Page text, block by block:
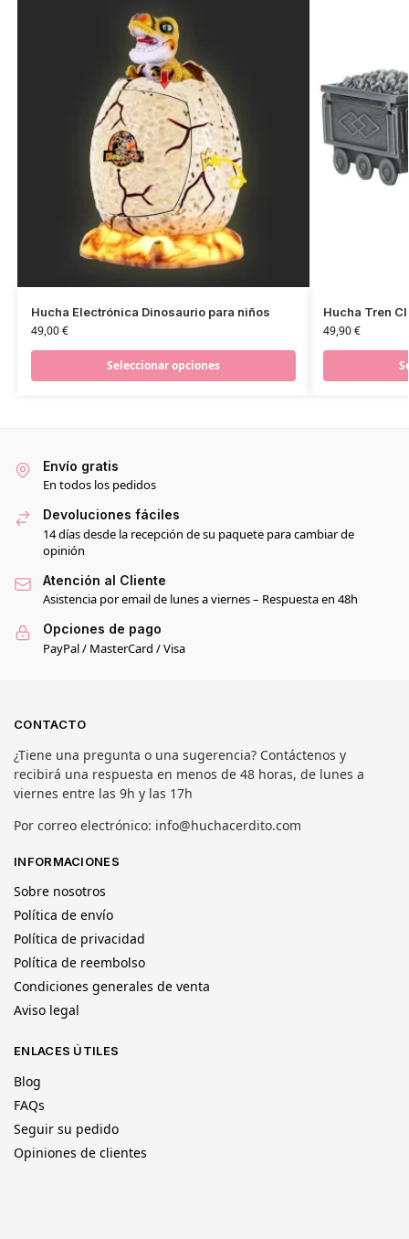
Hucha Electrónica Dinosaurio para niños
49,00€
Seleccionar opciones
Hucha Tren
49,90€
Envío gratis
En todos los pedidos
Devoluciones fáciles
14 días desde la recepción de su paquete para cambiar de
opinión
Atención al Cliente
Asistencia por email de lunes a viernes – Respuesta en 48h
Opciones de pago
PayPal / MasterCard / Visa
CONTACTO
¿Tiene una pregunta o una sugerencia? Contáctenos y
recibirá una respuesta en menos de 48 horas, de lunes a
viernes entre las 9h y las 17h
Por correo electrónico: info@huchacerdito.com
INFORMACIONES
Sobre nosotros
Política de envío
Política de privacidad
Política de reembolso
Condiciones generales de venta
Aviso legal
ENLACES ÚTILES
Blog
FAQs
Seguir su pedido
Opiniones de clientes